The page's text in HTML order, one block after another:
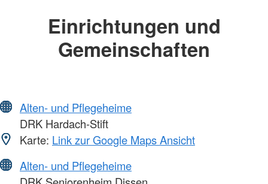
Einrichtungen und
Gemeinschaften
Alten- und Pflegeheime
DRK Hardach-Stift
Karte: Link zur Google Maps Ansicht
Alten- und Pflegeheime